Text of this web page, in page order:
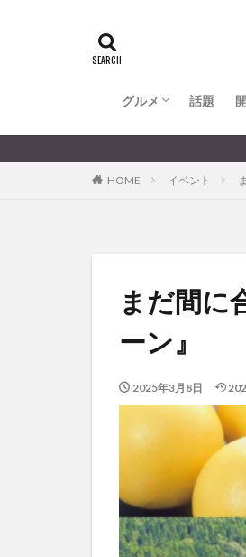
グルメ
全てのグルメ
大分市ランチ
大分市ディナー
大分カフェ
大分スイーツ
別府市ランチ
別府カフェ
別府ディナー
竹田ランチ
日出町ランチ
話題
HOME イベント
まだ間に
ーン』
2025年3月8日